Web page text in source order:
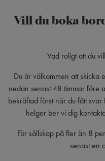
Vill du boka
Vad roligt att du
Du är välkommen att skicka
nedan senast 48 timmar före
bekräftad först när du fått
helger ber vi dig
För sällskap på fler än 8
senast en